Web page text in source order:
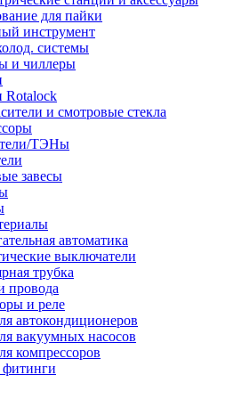
для пайки
инструмент
системы
и чиллеры
Rotalock
и смотровые стекла
ТЭНы
завесы
автоматика
выключатели
трубка
провода
и реле
автокондиционеров
вакуумных насосов
компрессоров